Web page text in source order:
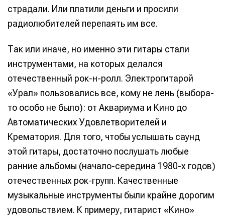
страдали. Или платили деньги и просили
радиолюбителей перепаять им все.
Так или иначе, но именно эти гитары стали
инструментами, на которых делался
отечественный рок-н-ролл. Электрогитарой
«Урал» пользовались все, кому не лень (выбора-
то особо не было): от Аквариума и Кино до
Автоматических Удовлетворителей и
Крематория. Для того, чтобы услышать саунд
этой гитары, достаточно послушать любые
ранние альбомы (начало-середина 1980-х годов)
отечественных рок-групп. Качественные
музыкальные инструменты были крайне дорогим
удовольствием. К примеру, гитарист «Кино»